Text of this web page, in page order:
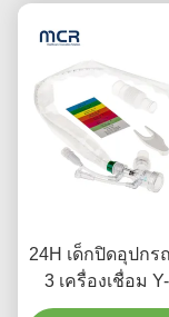
24H เด็กปิดอุปก
3 เครื่องเชื่อม